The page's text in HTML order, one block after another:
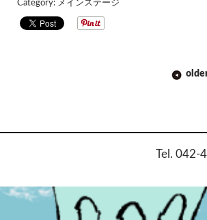
Category: メインステージ
Tel. 042-